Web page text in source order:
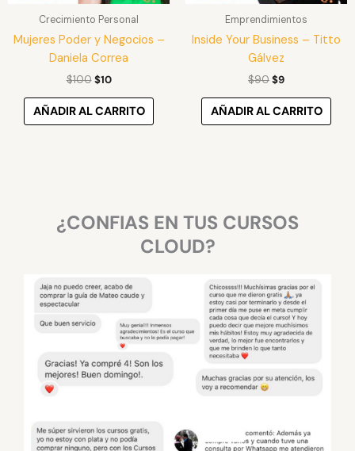
Crecimiento Personal
Mujeres Poder y Negocios –
Daniela Correa
$100 $10
AÑADIR AL CARRITO
Emprendimientos
Inside Your Business – Titto
Gálvez
$90$9
AÑADIR AL CARRITO
¿CONFIAS EN TUS CURSOS
CLOUD?